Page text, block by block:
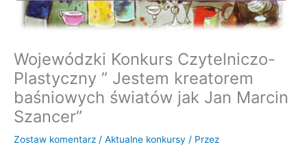
Wojewódzki Konkurs Czytelniczo-
Plastyczny ” Jestem kreatorem
baśniowych światów jak Jan Marcin
Szancer”
Zostaw komentarz / Aktualne konkursy / Przez